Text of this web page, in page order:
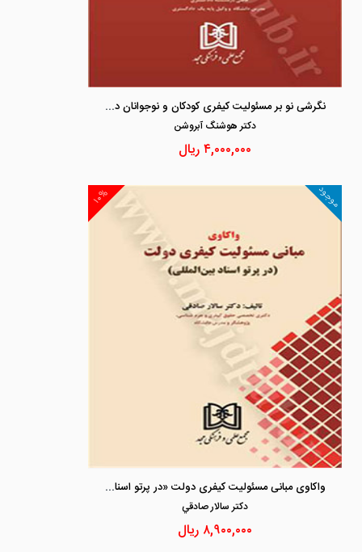
نگرشی نو بر مسئولیت کیفری کودکان و نوجوانان در حوزه تعزیرات
دكتر هوشنگ آبروشن
۴,۰۰۰,۰۰۰ریال
۱۰% موجود
واکاوی مبانی مسئولیت کیفری دولت «در پرتو اسناد بین المللی»
دكتر سالار صادقي
۸,۹۰۰,۰۰۰ ریال